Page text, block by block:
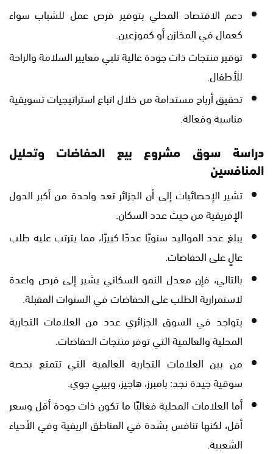
دعم الاقتصاد المحلي بتوفير فرص عمل للشباب سواء
كعمال في المخازن أو كموزعين.
توفير منتجات ذات جودة عالية تلبي معايير السلامة والراحة
للأطفال.
تحقيق أرباح مستدامة من خلال اتباع استراتيجيات تسويقية
مناسبة وفعالة.
دراسة سوق مشروع بيع الحفاضات وتحليل
المنافسين
تشير الإحصائيات إلى أن الجزائر تعد واحدة من أكبر الدول
الإفريقية من حيث عدد السكان.
يبلغ عدد المواليد سنويًا عددًا كبيرًا، مما يترتب عليه طلب
عالٍ على الحفاضات.
بالتالي، فإن معدل النمو السكاني يشير إلى فرص واعدة
لاستمرارية الطلب على الحفاضات في السنوات المقبلة.
يتواجد في السوق الجزائري عدد من العلامات التجارية
المحلية والعالمية التي توفر منتجات الحفاضات.
من بين العلامات التجارية العالمية التي تتمتع بحصة
سوقية جيدة نجد: بامبرز، هاجيز، وبيبي جوي.
أما العلامات المحلية فغالبًا ما تكون ذات جودة أقل وسعر
أقل، لكنها تنافس بشدة في المناطق الريفية وفي الأحياء
الشعبية.